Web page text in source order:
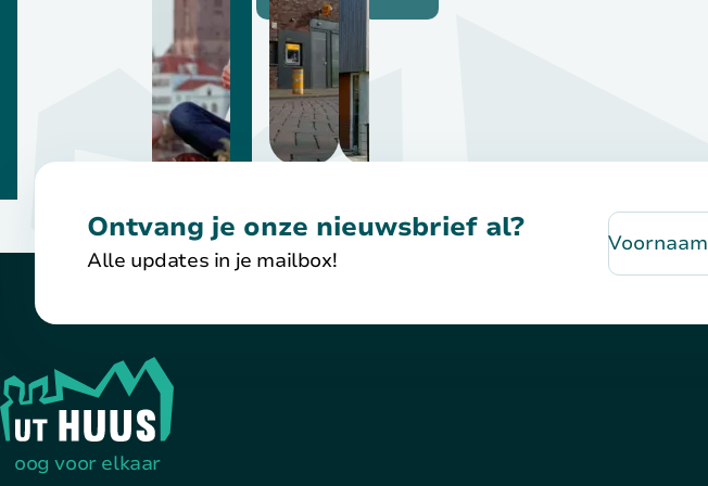
Ontvang je onze nieuwsbrief al?
Alle updates in je mailbox!
Voornaam
Terug naar de startpagina
oog voor elkaar